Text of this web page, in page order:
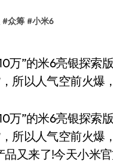
#众筹 #小米6
所以人气空前火爆
万”的米6亮银探索
所以人气空前火爆
又来了!今天小米